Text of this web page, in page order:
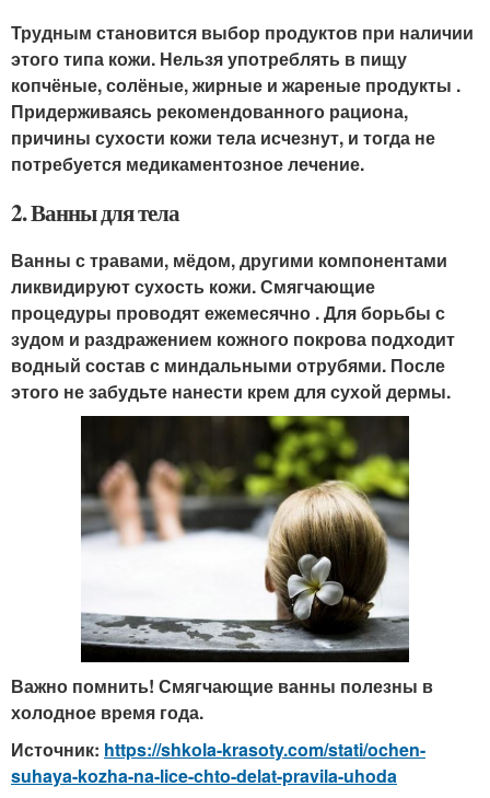
Трудным становится выбор продуктов при наличии
этого типа кожи. Нельзя употреблять в пищу
копчёные, солёные, жирные и жареные продукты .
Придерживаясь рекомендованного рациона,
причины сухости кожи тела исчезнут, и тогда не
потребуется медикаментозное лечение.
2. Ванны для тела
Ванны с травами, мёдом, другими компонентами
ликвидируют сухость кожи. Смягчающие
процедуры проводят ежемесячно . Для борьбы с
зудом и раздражением кожного покрова подходит
водный состав с миндальными отрубями. После
этого не забудьте нанести крем для сухой дермы.
Важно помнить! Смягчающие ванны полезны в
холодное время года.
Источник: https://shkola-krasoty.com/stati/ochen-
suhaya-kozha-na-lice-chto-delat-pravila-uhoda